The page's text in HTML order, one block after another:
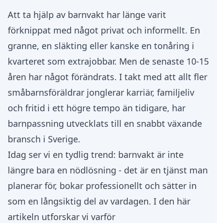
Att ta hjälp av barnvakt har länge varit
förknippat med något privat och informellt. En
granne, en släkting eller kanske en tonåring i
kvarteret som extrajobbar. Men de senaste 10-15
åren har något förändrats. I takt med att allt fler
småbarnsföräldrar jonglerar karriär, familjeliv
och fritid i ett högre tempo än tidigare, har
barnpassning utvecklats till en snabbt växande
bransch i Sverige.
Idag ser vi en tydlig trend: barnvakt är inte
längre bara en nödlösning - det är en tjänst man
planerar för, bokar professionellt och sätter in
som en långsiktig del av vardagen. I den här
artikeln utforskar vi varför